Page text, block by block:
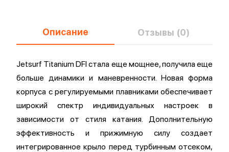
Описание Отзывы (0)
Jetsurf Titanium DFI стала еще мощнее, получила еще
больше динамики и маневренности. Новая форма
корпуса с регулируемыми плавниками обеспечивает
широкий спектр индивидуальных настроек в
зависимости от стиля катания. Дополнительную
эффективность и прижимную силу создает
интегрированное крыло перед турбинным отсеком,